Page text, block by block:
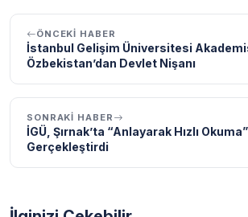
ÖNCEKI HABER
İstanbul Gelişim Üniversitesi
Özbekistan’dan Devlet Nişanı
SONRAKI HABER
İGÜ, Şırnak’ta “Anlayarak Hızlı
Gerçekleştirdi